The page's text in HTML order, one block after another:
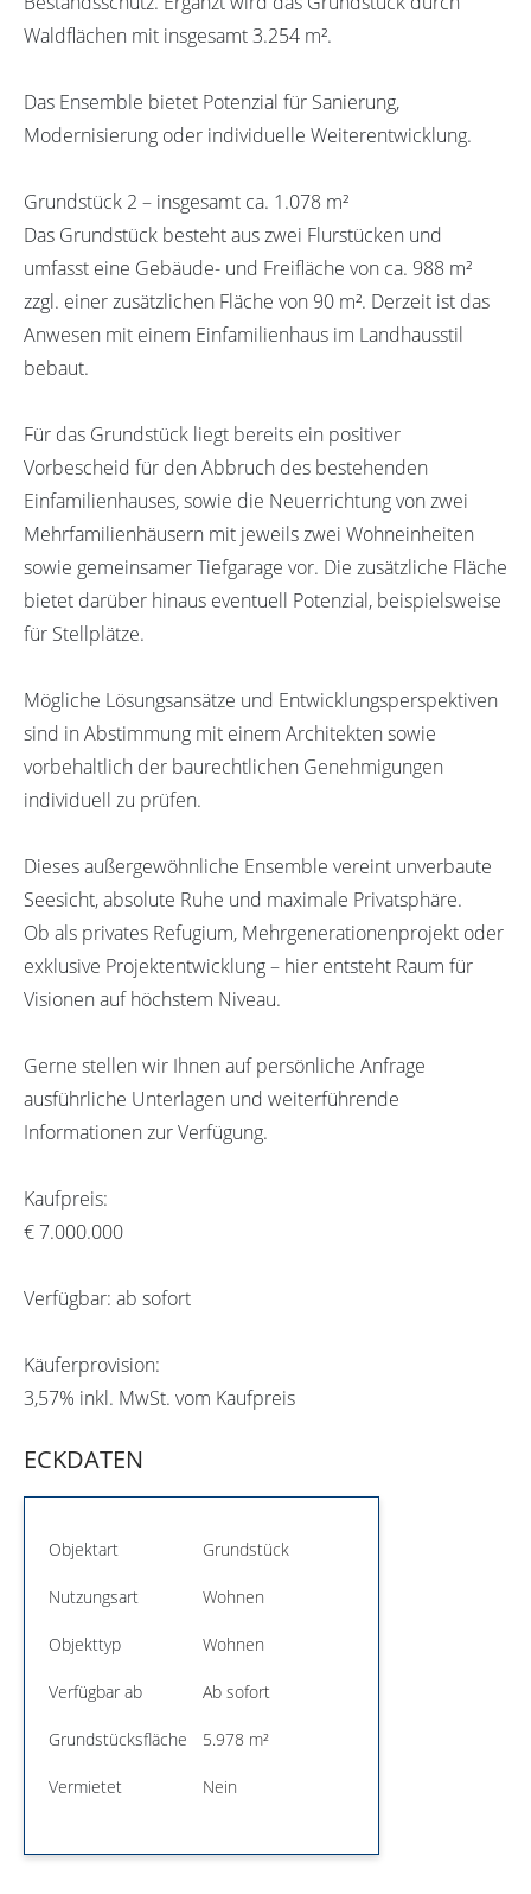
Waldflächen mit insgesamt 3.254 m².
Das Ensemble bietet Potenzial für Sanierung,
Modernisierung oder individuelle Weiterentwicklung.
Grundstück 2 – insgesamt ca. 1.078 m²
Das Grundstück besteht aus zwei Flurstücken und
umfasst eine Gebäude- und Freifläche von ca. 988 m²
zzgl. einer zusätzlichen Fläche von 90 m². Derzeit ist das
Anwesen mit einem Einfamilienhaus im Landhausstil
bebaut.
Für das Grundstück liegt bereits ein positiver
Vorbescheid für den Abbruch des bestehenden
Einfamilienhauses, sowie die Neuerrichtung von zwei
Mehrfamilienhäusern mit jeweils zwei Wohneinheiten
sowie gemeinsamer Tiefgarage vor. Die zusätzliche Fläche
bietet darüber hinaus eventuell Potenzial, beispielsweise
für Stellplätze.
Mögliche Lösungsansätze und Entwicklungsperspektiven
sind in Abstimmung mit einem Architekten sowie
vorbehaltlich der baurechtlichen Genehmigungen
individuell zu prüfen.
Dieses außergewöhnliche Ensemble vereint unverbaute
Seesicht, absolute Ruhe und maximale Privatsphäre.
Ob als privates Refugium, Mehrgenerationenprojekt oder
exklusive Projektentwicklung – hier entsteht Raum für
Visionen auf höchstem Niveau.
Gerne stellen wir Ihnen auf persönliche Anfrage
ausführliche Unterlagen und weiterführende
Informationen zur Verfügung.
Kaufpreis:
€ 7.000.000
Verfügbar: ab sofort
Käuferprovision:
3,57% inkl. MwSt. vom Kaufpreis
ECKDATEN
Objektart Grundstück
Nutzungsart Wohnen
Objekttyp Wohnen
Verfügbar ab Ab sofort
Grundstücksfläche 5.978 m²
Vermietet Nein